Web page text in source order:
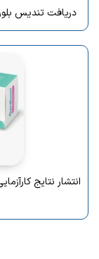
دریافت تندیس